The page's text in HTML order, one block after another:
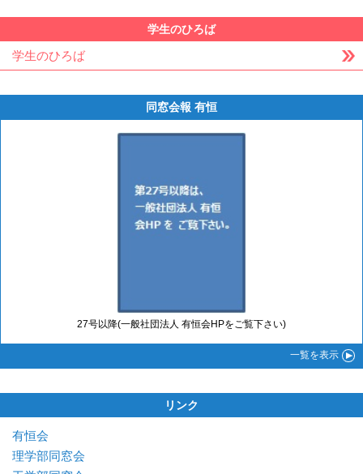
学生のひろば
学生のひろば
同窓会報 有恒
27号以降(一般社団法人 有恒会HPをご覧下さい)
一覧を表示
リンク
有恒会
理学部同窓会